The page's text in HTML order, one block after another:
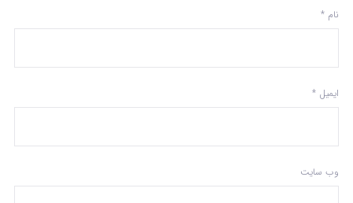
نام *
ایمیل *
وب‌ سایت